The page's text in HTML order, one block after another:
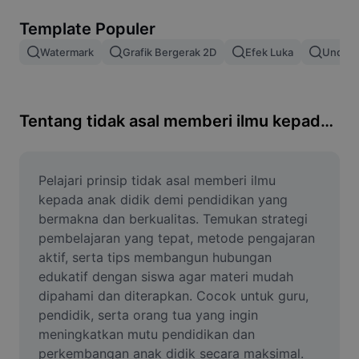
Gabung gambar
Ubah Ukuran Gambar
Pembuat Meme
AI Text Remover
AI People Remover
AI Inpainting
Face Cutout
Template Populer
Watermark Grafik Bergerak 2D Efek Luka Unduh
Tentang tidak asal memberi ilmu kepada anak didik
Pelajari prinsip tidak asal memberi ilmu
kepada anak didik demi pendidikan yang
bermakna dan berkualitas. Temukan strategi
pembelajaran yang tepat, metode pengajaran
aktif, serta tips membangun hubungan
edukatif dengan siswa agar materi mudah
dipahami dan diterapkan. Cocok untuk guru,
pendidik, serta orang tua yang ingin
meningkatkan mutu pendidikan dan
perkembangan anak didik secara maksimal.